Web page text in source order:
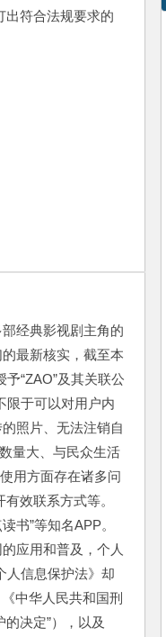
出符合法规要求的
经典影视剧主角的
最新核实，截至本
“ZAO”及其关联公
限于可以对用户内
照片、无法注销自
量大、与民众生活
用方面存在诸多问
效联系方式等。
书”等知名APP。
应用和普及，个人
人信息保护法》却
中华人民共和国刑
决定”），以及